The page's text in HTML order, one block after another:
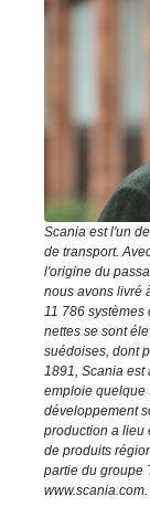
Scania est l'un
de transport.
l'origine du
nous avons livré
11 786
nettes se sont
suédoises, dont
1891, Scania est
emploie quelque
développement
production a lieu
de produits
partie du groupe
www.scania.com.